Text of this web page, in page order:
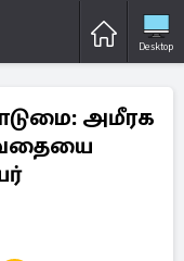
Desktop
அமீரக